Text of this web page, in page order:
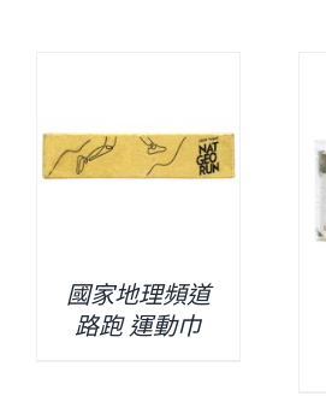
國家地理頻道
路跑 運動巾